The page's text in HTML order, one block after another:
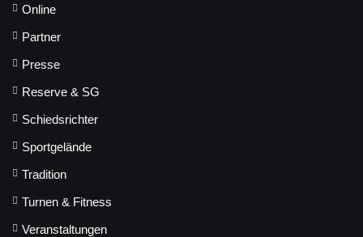
Online
Partner
Presse
Reserve & SG
Schiedsrichter
Sportgelände
Tradition
Turnen & Fitness
Veranstaltungen